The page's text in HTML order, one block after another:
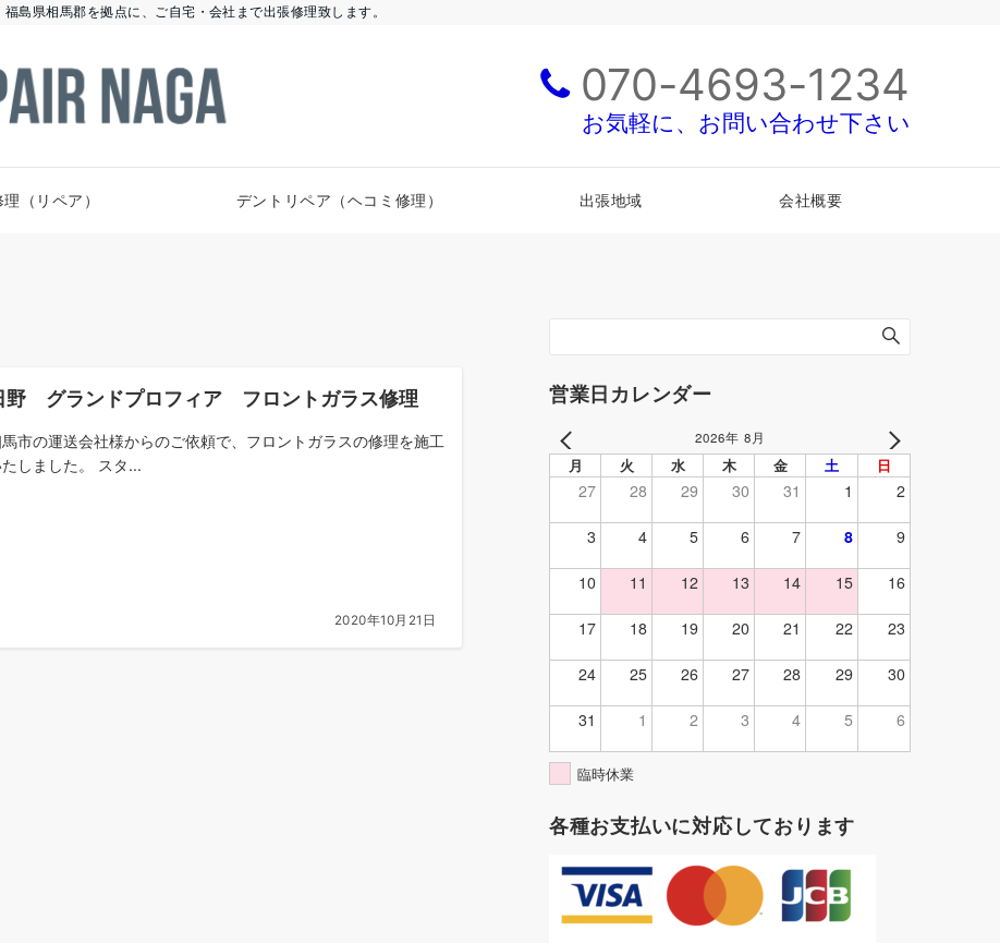
島県相馬郡を拠点に、ご自宅・会社まで出張修理致します。
070-4693-1234
お気軽に、お問い合わせ下さい
（リペア） デントリペア（ヘコミ修理） 出張地域 会社概要
野 グランドプロフィア フロントガラス修理
市の運送会社様からのご依頼で、フロントガラスの修理を施工
たしました。 スタ...
2020年10月21日
営業日カレンダー
2026年 8月
月 火 水 木 金 土 日
27 28 29 30 31 1 2
3 4 5 6 7 8 9
10 11 12 13 14 15 16
17 18 19 20 21 22 23
24 25 26 27 28 29 30
31 1 2 3 4 5 6
臨時休業
各種お支払いに対応しております